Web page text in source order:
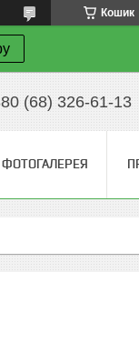
Кошик
(68) 326-61-13
ФОТОГАЛЕРЕЯ